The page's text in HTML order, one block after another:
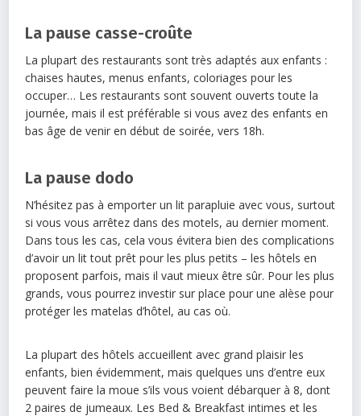
La pause casse-croûte
La plupart des restaurants sont très adaptés aux enfants :
chaises hautes, menus enfants, coloriages pour les
occuper… Les restaurants sont souvent ouverts toute la
journée, mais il est préférable si vous avez des enfants en
bas âge de venir en début de soirée, vers 18h.
La pause dodo
N’hésitez pas à emporter un lit parapluie avec vous, surtout
si vous vous arrêtez dans des motels, au dernier moment.
Dans tous les cas, cela vous évitera bien des complications
d’avoir un lit tout prêt pour les plus petits – les hôtels en
proposent parfois, mais il vaut mieux être sûr. Pour les plus
grands, vous pourrez investir sur place pour une alèse pour
protéger les matelas d’hôtel, au cas où.
La plupart des hôtels accueillent avec grand plaisir les
enfants, bien évidemment, mais quelques uns d’entre eux
peuvent faire la moue s’ils vous voient débarquer à 8, dont
2 paires de jumeaux. Les Bed & Breakfast intimes et les